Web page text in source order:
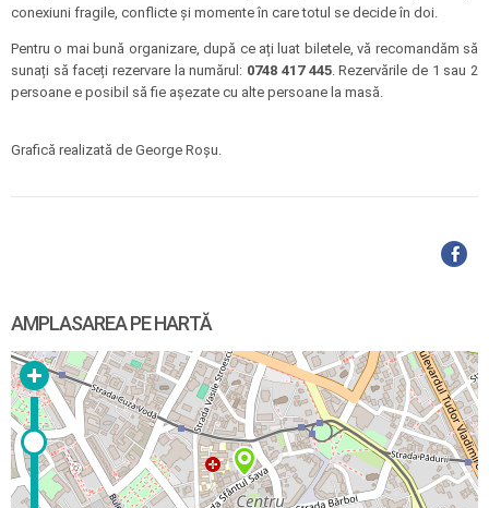
conexiuni fragile, conflicte și momente în care totul se decide în doi.
Pentru o mai bună organizare, după ce ați luat biletele, vă recomandăm să
sunați să faceți rezervare la numărul: 0748 417 445. Rezervările de 1 sau 2
persoane e posibil să fie așezate cu alte persoane la masă.
Grafică realizată de George Roșu.
AMPLASAREA PE HARTĂ